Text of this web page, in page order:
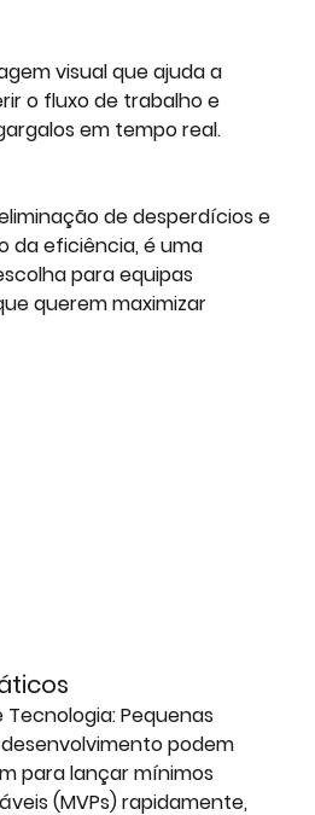
visual que ajuda a
o fluxo de trabalho e
em tempo real.
de desperdícios e
da eficiência, é uma
para equipas
querem maximizar
Pequenas
podem
para lançar mínimos
(MVPs) rapidamente,